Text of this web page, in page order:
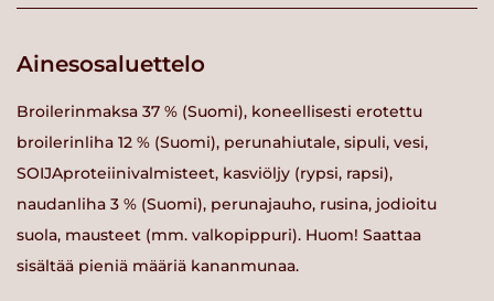
Ainesosaluettelo
Broilerinmaksa 37 % (Suomi), koneellisesti erotettu
broilerinliha 12 % (Suomi), perunahiutale, sipuli, vesi,
SOIJAproteiinivalmisteet, kasviöljy (rypsi, rapsi),
naudanliha 3 % (Suomi), perunajauho, rusina, jodioitu
suola, mausteet (mm. valkopippuri). Huom! Saattaa
sisältää pieniä määriä kananmunaa.